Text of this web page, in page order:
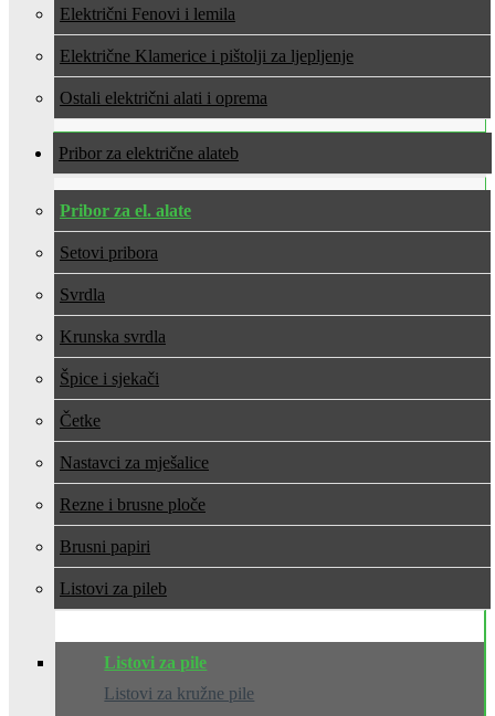
Električni Fenovi i lemila
Električne Klamerice i pištolji za ljepljenje
Ostali električni alati i oprema
Pribor za električne alate
Pribor za el. alate
Setovi pribora
Svrdla
Krunska svrdla
Špice i sjekači
Četke
Nastavci za mješalice
Rezne i brusne ploče
Brusni papiri
Listovi za pile
Listovi za pile
Listovi za kružne pile